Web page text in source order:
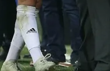
hizmet sunabilmek için
çeşitli kişisel verileriniz
Diğer çerezler,
faaliyetlerinin yapılması,
aşağıda yer alan